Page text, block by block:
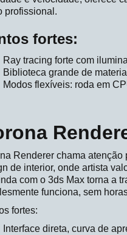
profissional.
fortes:
Ray tracing forte com
Biblioteca grande de
Modos flexíveis: roda em
Renderer chama
de interior, onde artista
com o 3ds Max torna a
funciona, sem
fortes:
Interface direta, curva de